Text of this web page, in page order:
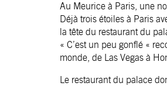
Au Meurice à Paris, une
Déjà trois étoiles à Paris
la tête du restaurant du
« C’est un peu gonflé «
monde, de Las Vegas à
Le restaurant du palace